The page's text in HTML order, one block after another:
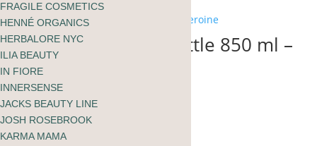
sortiert
beVIVID drinking bottle 850 ml –
Heroine
CHF42.00
FRAGILE COSMETICS
HENNÉ ORGANICS
HERBALORE NYC
ILIA BEAUTY
IN FIORE
INNERSENSE
JACKS BEAUTY LINE
JOSH ROSEBROOK
KARMA MAMA